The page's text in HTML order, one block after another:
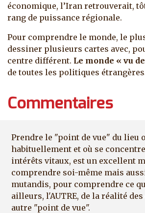
économique, l’Iran retrouverait,
rang de puissance régionale.
Pour comprendre le monde, le
dessiner plusieurs cartes avec,
centre différent. Le monde « vu
de toutes les politiques
Commentaires
Prendre le "point de vue" du lieu
habituellement et où se
intérêts vitaux, est un excellent
comprendre soi-même mais
mutandis, pour comprendre ce
ailleurs, l'AUTRE, de la réalité des
autre "point de vue".